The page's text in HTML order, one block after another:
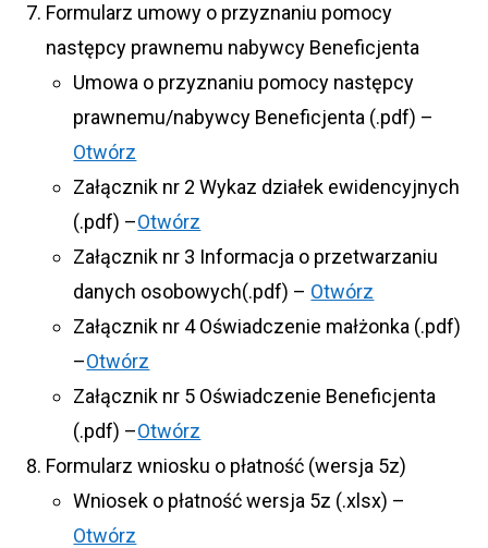
Formularz umowy o przyznaniu pomocy
następcy prawnemu nabywcy Beneficjenta
Umowa o przyznaniu pomocy następcy
prawnemu/nabywcy Beneficjenta (.pdf) –
Otwórz
Załącznik nr 2 Wykaz działek ewidencyjnych
(.pdf) –Otwórz
Załącznik nr 3 Informacja o przetwarzaniu
danych osobowych(.pdf) – Otwórz
Załącznik nr 4 Oświadczenie małżonka (.pdf)
–Otwórz
Załącznik nr 5 Oświadczenie Beneficjenta
(.pdf) –Otwórz
Formularz wniosku o płatność (wersja 5z)
Wniosek o płatność wersja 5z (.xlsx) –
Otwórz